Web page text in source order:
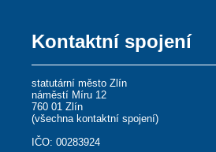
Kontaktní spojení
statutární město Zlín
náměstí Míru 12
760 01 Zlín
(všechna kontaktní spojení)
IČO: 00283924